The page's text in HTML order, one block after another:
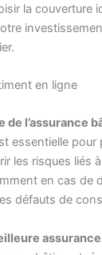
la couverture
en ligne
de l’assurance
essentielle
les risques liés
en cas de
défauts de